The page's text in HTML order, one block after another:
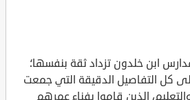
ابن خلدون تزداد ثقة بنفسها؛
كل التفاصيل الدقيقة التي جمعت
الذين قاموا بفناء عمرهم